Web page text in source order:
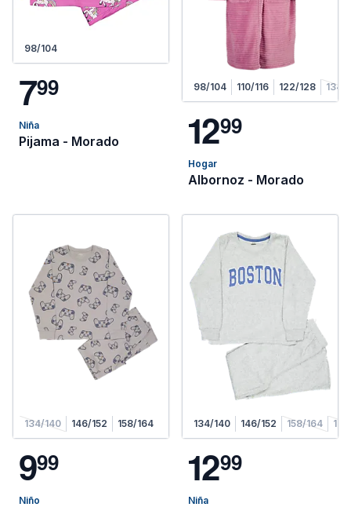
98/104
799
Niña
Pijama - Morado
98/104 110/116 122/128 134/
1299
Hogar
Albornoz - Morado
134/140 146/152 158/164
999
Niño
134/140 146/152 158/164
1299
Niña